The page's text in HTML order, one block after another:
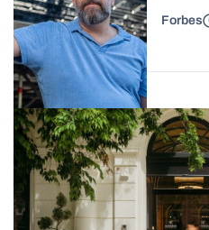
Forbes-sztori
Társadalom
Forbes